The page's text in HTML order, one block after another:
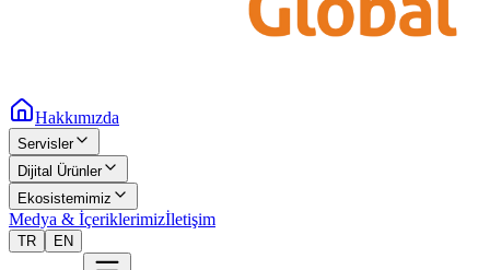
Hakkımızda
Servisler
Dijital Ürünler
Ekosistemimiz
Medya & İçeriklerimizİletişim
TR EN